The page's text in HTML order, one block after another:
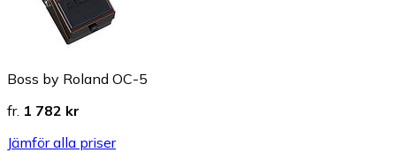
Boss by Roland OC-5
fr. 1 782 kr
Jämför alla priser